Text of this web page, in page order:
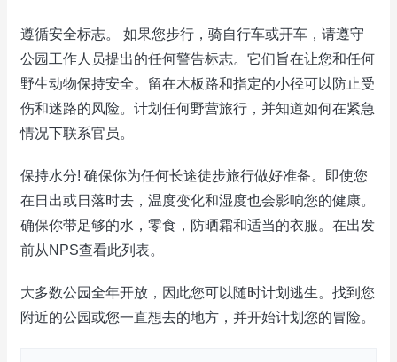
遵循安全标志。 如果您步行，骑自行车或开车，请遵守
公园工作人员提出的任何警告标志。它们旨在让您和任何
野生动物保持安全。留在木板路和指定的小径可以防止受
伤和迷路的风险。计划任何野营旅行，并知道如何在紧急
情况下联系官员。
保持水分! 确保你为任何长途徒步旅行做好准备。即使您
在日出或日落时去，温度变化和湿度也会影响您的健康。
确保你带足够的水，零食，防晒霜和适当的衣服。在出发
前从NPS查看此列表。
大多数公园全年开放，因此您可以随时计划逃生。找到您
附近的公园或您一直想去的地方，并开始计划您的冒险。